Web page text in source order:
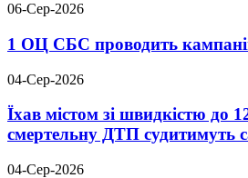
06-Сер-2026
1 ОЦ СБС проводить
04-Сер-2026
Їхав містом зі швидкістю до
смертельну ДТП судитимуть
04-Сер-2026